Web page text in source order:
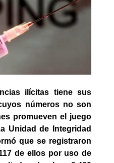
ilícitas tiene sus
números no son
promueven el juego
Unidad de Integridad
que se registraron
de ellos por uso de